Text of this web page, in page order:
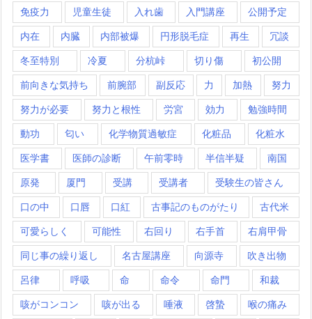
免疫力 児童生徒 入れ歯 入門講座 公開予定
内在 内臓 内部被爆 円形脱毛症 再生 冗談
冬至特別 冷夏 分杭峠 切り傷 初公開
前向きな気持ち 前腕部 副反応 力 加熱 努力
努力が必要 努力と根性 労宮 効力 勉強時間
動功 匂い 化学物質過敏症 化粧品 化粧水
医学書 医師の診断 午前零時 半信半疑 南国
原発 厦門 受講 受講者 受験生の皆さん
口の中 口唇 口紅 古事記のものがたり 古代米
可愛らしく 可能性 右回り 右手首 右肩甲骨
同じ事の繰り返し 名古屋講座 向源寺 吹き出物
呂律 呼吸 命 命令 命門 和裁
咳がコンコン 咳が出る 唾液 啓蟄 喉の痛み